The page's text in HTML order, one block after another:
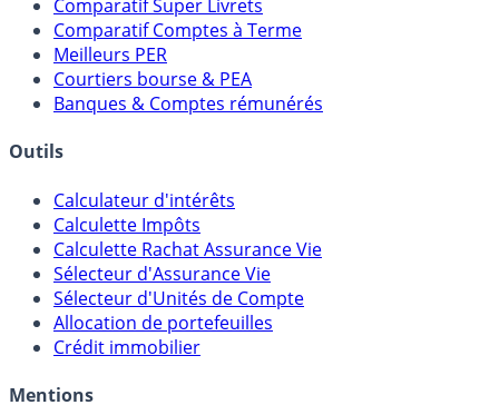
Placements Sans Risque
Comparatif Super Livrets
Comparatif Comptes à Terme
Meilleurs PER
Banques & Comptes rémunérés
Outils
Calculateur d'intérêts
Calculette Impôts
Calculette Rachat Assurance Vie
Sélecteur d'Assurance Vie
Sélecteur d'Unités de Compte
Crédit immobilier